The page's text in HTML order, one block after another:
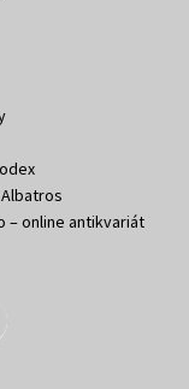
– online antikvariát